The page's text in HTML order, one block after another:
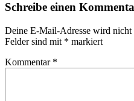
Schreibe einen
Deine E-Mail-Adresse wird
Felder sind mit * markiert
Kommentar *